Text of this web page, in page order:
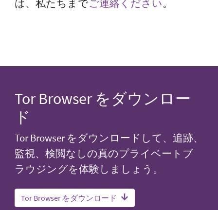
は、私たちまでご連絡ください。
Tor Browser をダウンロー
ド
Tor Browser をダウンロードして、追跡、
監視、検閲なしの真のプライベートブ
ラウジングを体験しましょう。
Tor Browser をダウンロード